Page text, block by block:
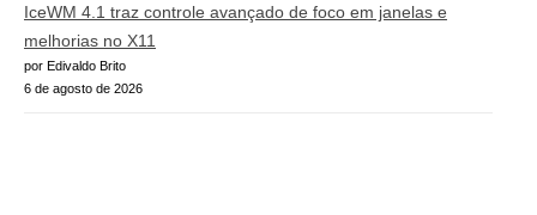
IceWM 4.1 traz controle avançado de foco em janelas e
melhorias no X11
por Edivaldo Brito
6 de agosto de 2026